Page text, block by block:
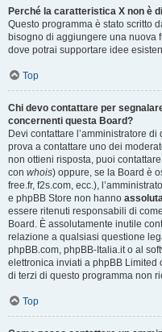
Perché la caratteristica X non è
Questo programma è stato scritto
bisogno di aggiungere una nuova
dove potrai supportare idee
Top
Chi devo contattare per
concernenti questa Board?
Devi contattare l’amministratore
prova a contattare uno dei
non ottieni risposta, puoi
con whois) oppure, se la Board è
free.fr, f2s.com, ecc.),
e phpBB Store non hanno
essere ritenuti responsabili di
Board. È assolutamente inutile
relazione a qualsiasi questione
phpBB.com, phpBB-Italia.it o al
elettronica inviati a phpBB Limited
di terzi di questo programma non
Top